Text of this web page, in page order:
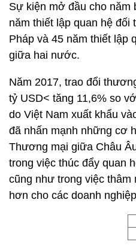
Sự kiện mở đầu cho năm
năm thiết lập quan hệ
Pháp và 45 năm thiết lập
giữa hai nước.
Năm 2017, trao đổi
tỷ USD< tăng 11,6% so
do Việt Nam xuất khẩu
đã nhấn mạnh những cơ
Thương mại giữa Châu
trong việc thúc đẩy quan
cũng như trong việc
hơn cho các doanh